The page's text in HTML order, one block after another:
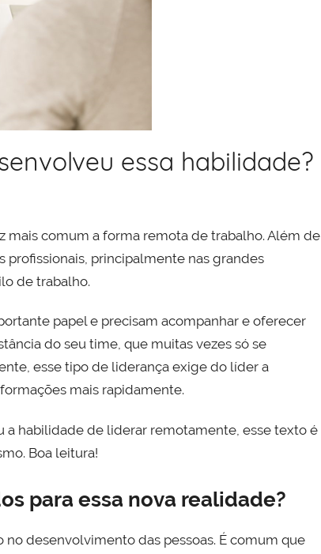
essa habilidade?
mais comum a forma remota de trabalho. Além de
profissionais, principalmente nas grandes
de trabalho.
papel e precisam acompanhar e oferecer
do seu time, que muitas vezes só se
esse tipo de liderança exige do líder a
mais rapidamente.
a habilidade de liderar remotamente, esse texto é
Boa leitura!
para essa nova realidade?
desenvolvimento das pessoas. É comum que